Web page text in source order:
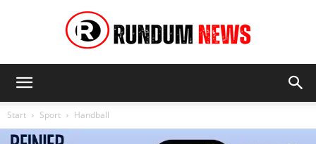
Start Sport Handball